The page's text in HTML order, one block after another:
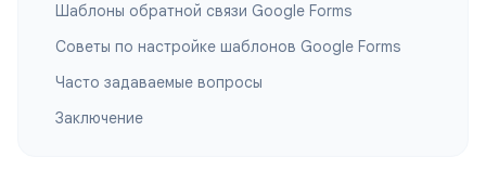
Шаблоны обратной связи Google Forms
Советы по настройке шаблонов Google Forms
Часто задаваемые вопросы
Заключение